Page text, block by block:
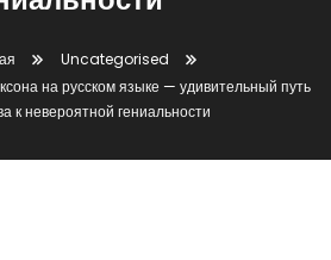
Uncategorised
на русском языке — удивительный путь
к невероятной гениальности